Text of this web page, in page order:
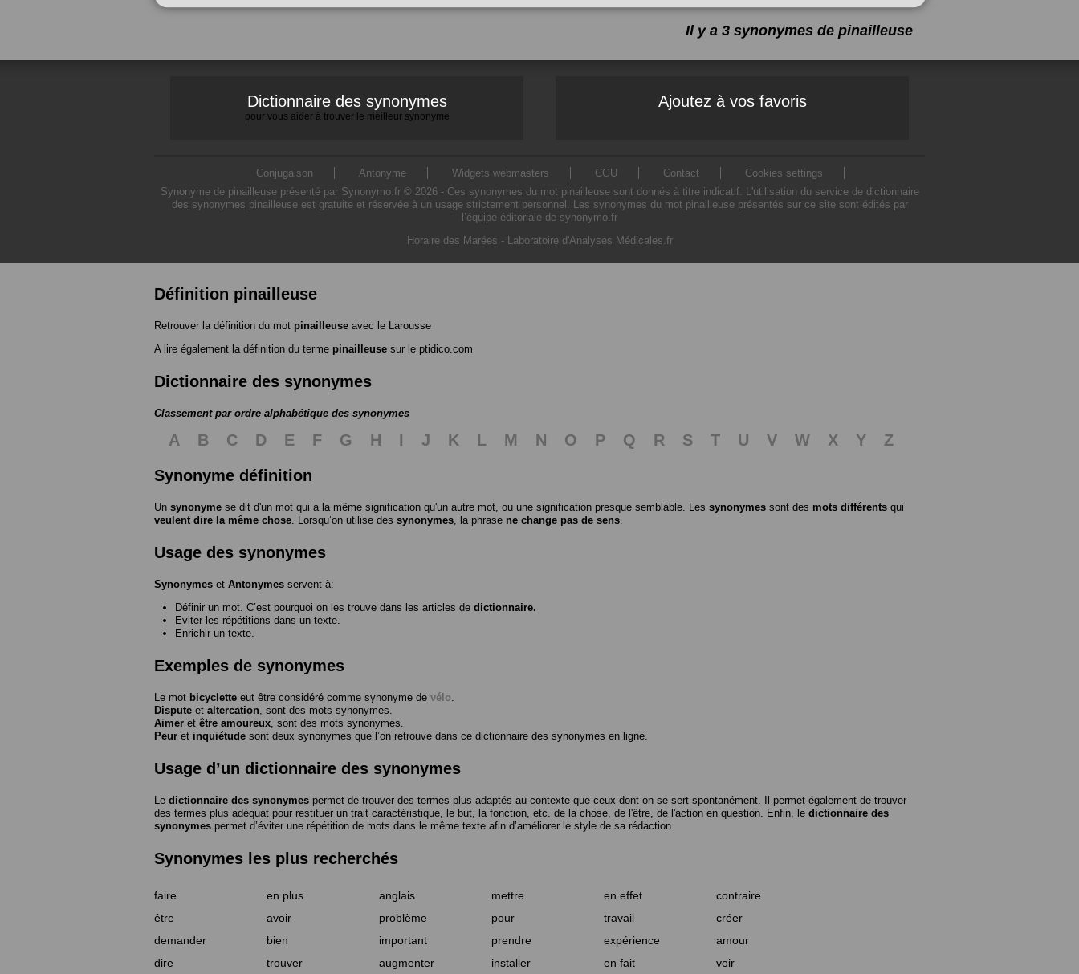
Il y a 3 synonymes de pinailleuse
Dictionnaire des synonymes
pour vous aider à trouver le meilleur synonyme
Ajoutez à vos favoris
Conjugaison Antonyme Widgets webmasters CGU Contact
Cookies settings
Synonyme de pinailleuse présenté par Synonymo.fr © 2026 - Ces synonymes du mot pinailleuse sont donnés à titre indicatif. L'utilisation du service de dictionnaire
des synonymes pinailleuse est gratuite et réservée à un usage strictement personnel. Les synonymes du mot pinailleuse présentés sur ce site sont édités par
l’équipe éditoriale de synonymo.fr
Horaire des Marées - Laboratoire d'Analyses Médicales.fr
Définition pinailleuse
Retrouver la définition du mot pinailleuse avec le Larousse
A lire également la définition du terme pinailleuse sur le ptidico.com
Dictionnaire des synonymes
Classement par ordre alphabétique des synonymes
A B C D E F G H I J K L M N O P Q R S T U V W X Y
Z
Synonyme définition
Un synonyme se dit d'un mot qui a la même signification qu'un autre mot, ou une signification presque semblable. Les synonymes sont des mots différents qui
veulent dire la même chose . Lorsqu’on utilise des synonymes , la phrase ne change pas de sens
Usage des synonymes
Synonymes et Antonymes servent à:
Définir un mot. C’est pourquoi on les trouve dans les articles de dictionnaire.
Eviter les répétitions dans un texte.
Enrichir un texte.
Exemples de synonymes
Le mot bicyclette eut être considéré comme synonyme de vélo
Dispute et altercation , sont des mots synonymes.
Aimer et être amoureux , sont des mots synonymes.
Peur et inquiétude sont deux synonymes que l’on retrouve dans ce dictionnaire des synonymes en ligne.
Usage d’un dictionnaire des synonymes
Le dictionnaire des synonymes permet de trouver des termes plus adaptés au contexte que ceux dont on se sert spontanément. Il permet également de trouver
des termes plus adéquat pour restituer un trait caractéristique, le but, la fonction, etc. de la chose, de l'être, de l'action en question. Enfin, le dictionnaire des
synonymes permet d’éviter une répétition de mots dans le même texte afin d’améliorer le style de sa rédaction.
Synonymes les plus recherchés
faire en plus anglais mettre en effet
contraire
être
avoir problème pour travail
créer
demander
bien important prendre expérience
amour
dire
trouver augmenter installer en fait voir